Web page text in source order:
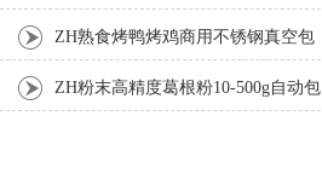
ZH熟食烤鸭烤鸡商用不锈钢真空包
装机 ZH粉末高精度葛根粉10-500g自动包